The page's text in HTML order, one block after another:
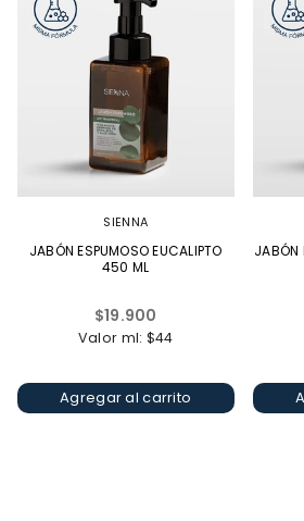
SIENNA
JABÓN ESPUMOSO EUCALIPTO
450 ML
Precio
habitual
$19.900
Valor ml: $44
Agregar al carrito
JABÓN